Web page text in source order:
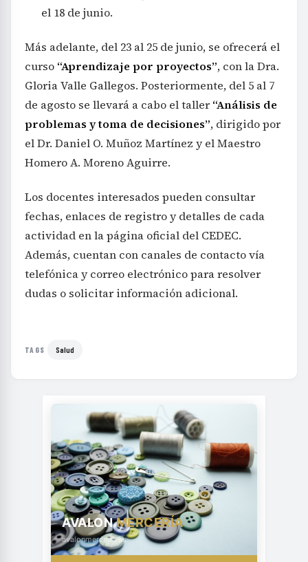
el 18 de junio.
Más adelante, del 23 al 25 de junio, se ofrecerá el
curso “Aprendizaje por proyectos”, con la Dra.
Gloria Valle Gallegos. Posteriormente, del 5 al 7
de agosto se llevará a cabo el taller “Análisis de
problemas y toma de decisiones”, dirigido por
el Dr. Daniel O. Muñoz Martínez y el Maestro
Homero A. Moreno Aguirre.
Los docentes interesados pueden consultar
fechas, enlaces de registro y detalles de cada
actividad en la página oficial del CEDEC.
Además, cuentan con canales de contacto vía
telefónica y correo electrónico para resolver
dudas o solicitar información adicional.
TAGS Salud
AVALONMERCERÍA
avalonmerceria.es